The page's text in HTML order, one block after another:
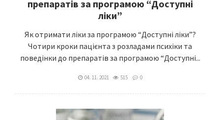
препаратів за програмою “Доступні
ліки”
Як отримати ліки за програмою “Доступні ліки”?
Чотири кроки пацієнта з розладами психіки та
поведінки до препаратів за програмою “Доступні...
04. 11. 2021 515 0